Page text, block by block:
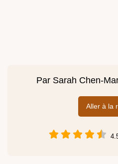
Par Sarah Chen-
Aller à la